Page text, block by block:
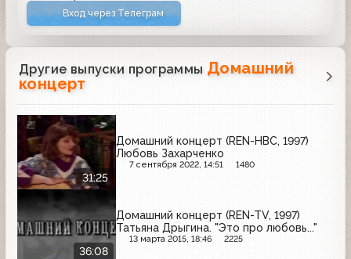
Вход через Телеграм
Другие выпуски программы Домашний
концерт
31:25
Домашний концерт (REN-НВС, 1997)
Любовь Захарченко
7 сентября 2022, 14:51 1480
36:08
Домашний концерт (REN-TV, 1997)
Татьяна Дрыгина. "Это про любовь..."
13 марта 2015, 18:46 2225